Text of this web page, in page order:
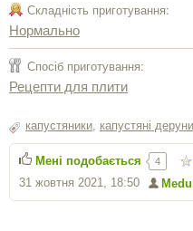
Складність приготування:
Нормально
Спосіб приготування:
Рецепти для плити
капустяники, капустяні деруни
31 жовтня 2021, 18:50
Мені подобається 4